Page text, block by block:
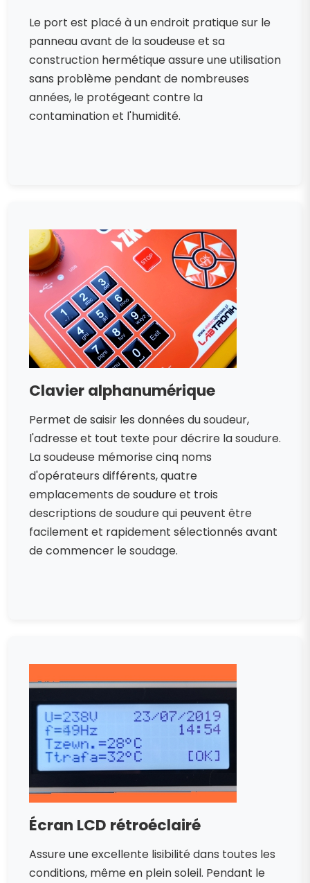
Le port est placé à un endroit pratique sur le
panneau avant de la soudeuse et sa
construction hermétique assure une utilisation
sans problème pendant de nombreuses
années, le protégeant contre la
contamination et l'humidité.
Clavier alphanumérique
Permet de saisir les données du soudeur,
l'adresse et tout texte pour décrire la soudure.
La soudeuse mémorise cinq noms
d'opérateurs différents, quatre
emplacements de soudure et trois
descriptions de soudure qui peuvent être
facilement et rapidement sélectionnés avant
de commencer le soudage.
Écran LCD rétroéclairé
Assure une excellente lisibilité dans toutes les
conditions, même en plein soleil. Pendant le